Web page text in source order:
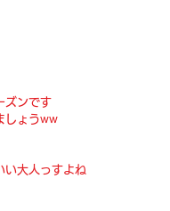
ズンです
しょうww
い大人っすよね